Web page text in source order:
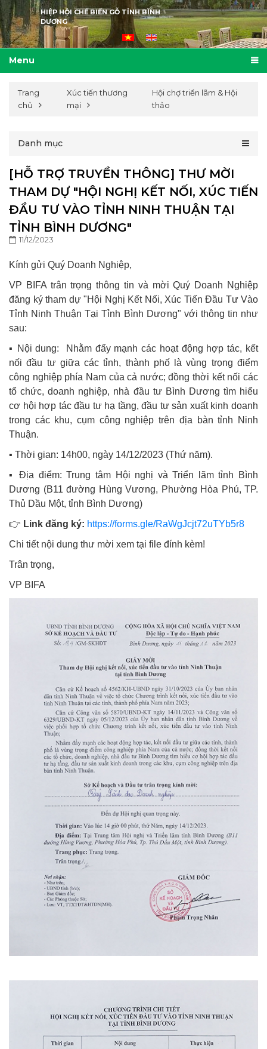
HIỆP HỘI CHẾ BIẾN GỖ TỈNH BÌNH
DƯƠNG
Menu
Trang
chủ
Xúc tiến thương
mại
Hội chợ triển lãm & Hội
thảo
Danh mục
[HỖ TRỢ TRUYỀN THÔNG] THƯ MỜI
THAM DỰ "HỘI NGHỊ KẾT NỐI, XÚC TIẾN
ĐẦU TƯ VÀO TỈNH NINH THUẬN TẠI
TỈNH BÌNH DƯƠNG"
11/12/2023
Kính gửi Quý Doanh Nghiệp,
VP BIFA trân trọng thông tin và mời Quý Doanh Nghiệp
đăng ký tham dự "Hội Nghị Kết Nối, Xúc Tiến Đầu Tư Vào
Tỉnh Ninh Thuận Tại Tỉnh Bình Dương" với thông tin như
sau:
▪️ Nội dung: Nhằm đẩy mạnh các hoạt động hợp tác, kết
nối đầu tư giữa các tỉnh, thành phố là vùng trọng điểm
công nghiệp phía Nam của cả nước; đồng thời kết nối các
tổ chức, doanh nghiệp, nhà đầu tư Bình Dương tìm hiểu
cơ hội hợp tác đầu tư hạ tầng, đầu tư sản xuất kinh doanh
trong các khu, cụm công nghiệp trên địa bàn tỉnh Ninh
Thuận.
▪️ Thời gian: 14h00, ngày 14/12/2023 (Thứ năm).
▪️ Địa điểm: Trung tâm Hội nghị và Triển lãm tỉnh Bình
Dương (B11 đường Hùng Vương, Phường Hòa Phú, TP.
Thủ Dầu Một, tỉnh Bình Dương)
👉 Link đăng ký: https://forms.gle/RaWgJcjt72uTYb5r8
Chi tiết nội dung thư mời xem tại file đính kèm!
Trân trọng,
VP BIFA